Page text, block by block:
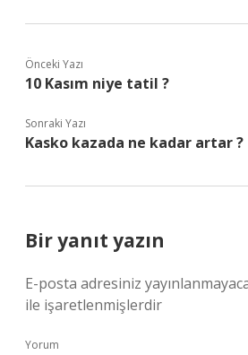
Önceki Yazı
10 Kasım niye tatil ?
Sonraki Yazı
Kasko kazada ne kadar artar ?
Bir yanıt yazın
E-posta adresiniz
ile işaretlenmişlerdir
Yorum